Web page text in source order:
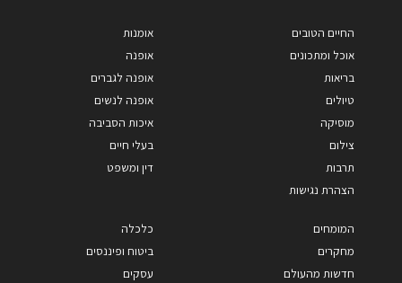
החיים הטובים
אוכל ומתכונים
בריאות
טיולים
מוסיקה
צילום
תרבות
הצהרת נגישות
אומנות
אופנה
אופנה לגברים
אופנה לנשים
איכות הסביבה
בעלי חיים
דין ומשפט
המומחים
מחקרים
חדשות מהעולם
כלכלה
ביטוח ופיננסים
עסקים